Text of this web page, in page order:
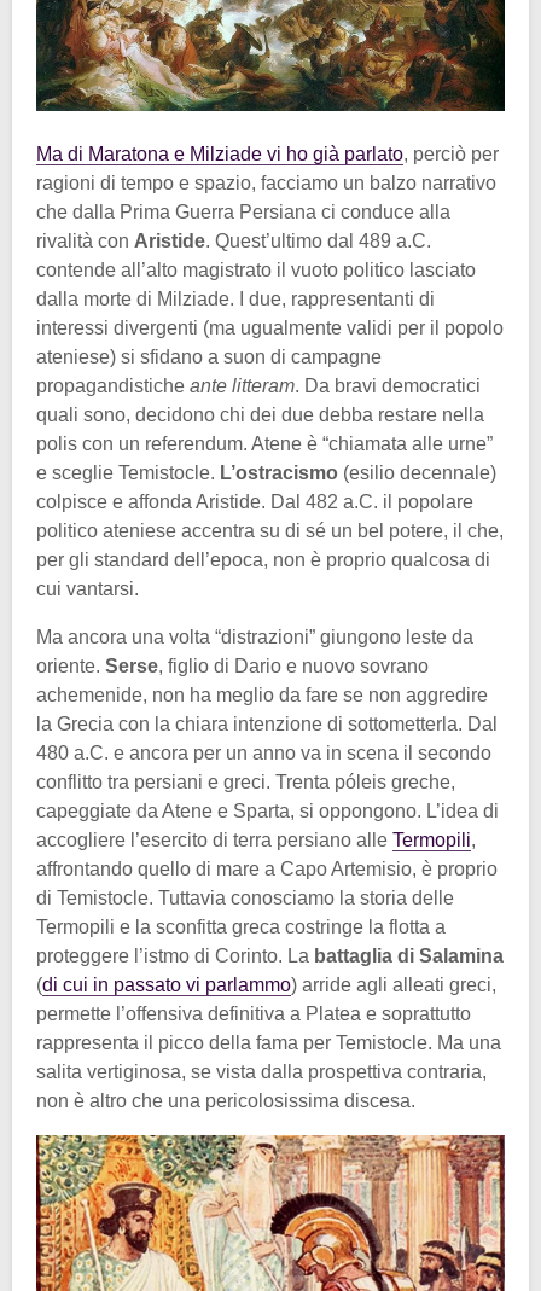
Ma di Maratona e Milziade vi ho già parlato, perciò per
ragioni di tempo e spazio, facciamo un balzo narrativo
che dalla Prima Guerra Persiana ci conduce alla
rivalità con Aristide. Quest’ultimo dal 489 a.C.
contende all’alto magistrato il vuoto politico lasciato
dalla morte di Milziade. I due, rappresentanti di
interessi divergenti (ma ugualmente validi per il popolo
ateniese) si sfidano a suon di campagne
propagandistiche ante litteram. Da bravi democratici
quali sono, decidono chi dei due debba restare nella
polis con un referendum. Atene è “chiamata alle urne”
e sceglie Temistocle. L’ostracismo (esilio decennale)
colpisce e affonda Aristide. Dal 482 a.C. il popolare
politico ateniese accentra su di sé un bel potere, il che,
per gli standard dell’epoca, non è proprio qualcosa di
cui vantarsi.
Ma ancora una volta “distrazioni” giungono leste da
oriente. Serse, figlio di Dario e nuovo sovrano
achemenide, non ha meglio da fare se non aggredire
la Grecia con la chiara intenzione di sottometterla. Dal
480 a.C. e ancora per un anno va in scena il secondo
conflitto tra persiani e greci. Trenta póleis greche,
capeggiate da Atene e Sparta, si oppongono. L’idea di
accogliere l’esercito di terra persiano alle Termopili,
affrontando quello di mare a Capo Artemisio, è proprio
di Temistocle. Tuttavia conosciamo la storia delle
Termopili e la sconfitta greca costringe la flotta a
proteggere l’istmo di Corinto. La battaglia di Salamina
(di cui in passato vi parlammo) arride agli alleati greci,
permette l’offensiva definitiva a Platea e soprattutto
rappresenta il picco della fama per Temistocle. Ma una
salita vertiginosa, se vista dalla prospettiva contraria,
non è altro che una pericolosissima discesa.